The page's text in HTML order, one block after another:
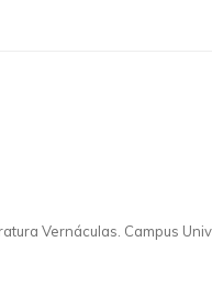
Vernáculas. Campus